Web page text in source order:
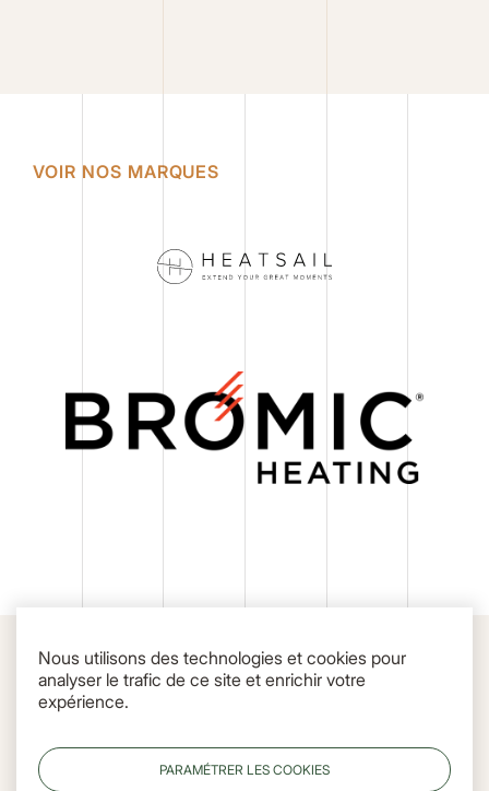
VOIR NOS MARQUES
© MUGHET, 2026
Nous utilisons des technologies et cookies pour
analyser le trafic de ce site et enrichir votre
expérience.
PARAMÉTRER LES COOKIES